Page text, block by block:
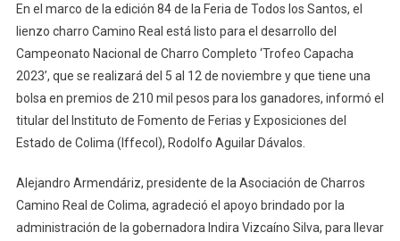
Listo
El
Nacional
De
‘Trofeo
En el marco de la edición 84 de la Feria de Todos los Santos, el
lienzo charro Camino Real está listo para el desarrollo del
Campeonato Nacional de Charro Completo ‘Trofeo Capacha
2023’, que se realizará del 5 al 12 de noviembre y que tiene una
bolsa en premios de 210 mil pesos para los ganadores, informó el
titular del Instituto de Fomento de Ferias y Exposiciones del
Estado de Colima (Iffecol), Rodolfo Aguilar Dávalos.
Alejandro Armendáriz, presidente de la Asociación de Charros
Camino Real de Colima, agradeció el apoyo brindado por la
administración de la gobernadora Indira Vizcaíno Silva, para llevar